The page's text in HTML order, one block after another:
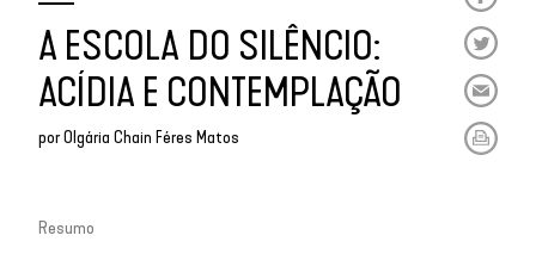
A ESCOLA DO SILÊNCIO:
ACÍDIA E CONTEMPLAÇÃO
porOlgária Chain Féres Matos
Resumo